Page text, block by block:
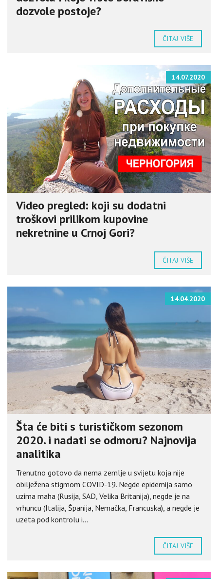
dozvole postoje?
ČITAJ VIŠE
14.07.2020
Video pregled: koji su dodatni
troškovi prilikom kupovine
nekretnine u Crnoj Gori?
ČITAJ VIŠE
14.04.2020
Šta će biti s turističkom sezonom
2020. i nadati se odmoru? Najnovija
analitika
Trenutno gotovo da nema zemlje u svijetu koja nije
obilježena stigmom COVID-19. Negde epidemija samo
uzima maha (Rusija, SAD, Velika Britanija), negde je na
vrhuncu (Italija, Španija, Nemačka, Francuska), a negde je
uzeta pod kontrolu i...
ČITAJ VIŠE